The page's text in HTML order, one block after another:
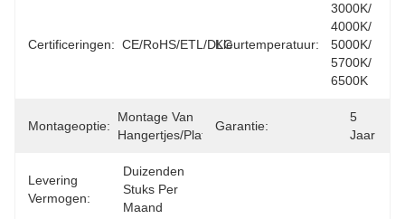
Certificeringen: CE/RoHS/ETL/DLCKleurtemperatuur:
3000K/
4000K/
5000K/
5700K/
6500K
Montageoptie:
Montage Van
Hangertjes/plafondmontage
Garantie:
5
Jaar
Levering
Vermogen:
Duizenden
Stuks Per
Maand